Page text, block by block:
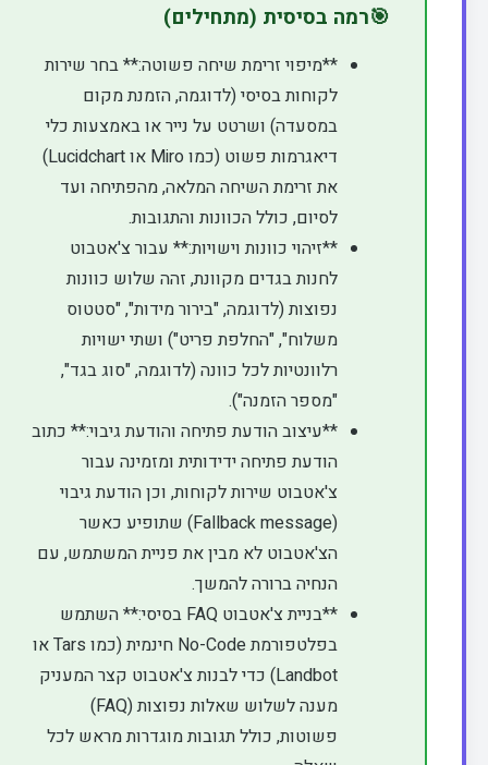
🎯רמה בסיסית (מתחילים)
**מיפוי זרימת שיחה פשוטה:** בחר שירות
לקוחות בסיסי (לדוגמה, הזמנת מקום
במסעדה) ושרטט על נייר או באמצעות כלי
דיאגרמות פשוט (כמו Miro או Lucidchart)
את זרימת השיחה המלאה, מהפתיחה ועד
לסיום, כולל הכוונות והתגובות.
**זיהוי כוונות וישויות:** עבור צ'אטבוט
לחנות בגדים מקוונת, זהה שלוש כוונות
נפוצות (לדוגמה, "בירור מידות", "סטטוס
משלוח", "החלפת פריט") ושתי ישויות
רלוונטיות לכל כוונה (לדוגמה, "סוג בגד",
"מספר הזמנה").
**עיצוב הודעת פתיחה והודעת גיבוי:** כתוב
הודעת פתיחה ידידותית ומזמינה עבור
צ'אטבוט שירות לקוחות, וכן הודעת גיבוי
(Fallback message) שתופיע כאשר
הצ'אטבוט לא מבין את פניית המשתמש, עם
הנחיה ברורה להמשך.
**בניית צ'אטבוט FAQ בסיסי:** השתמש
בפלטפורמת No-Code חינמית (כמו Tars או
Landbot) כדי לבנות צ'אטבוט קצר המעניק
מענה לשלוש שאלות נפוצות (FAQ)
פשוטות, כולל תגובות מוגדרות מראש לכל